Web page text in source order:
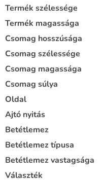
Termék szélessége
Termék magassága
Csomag hosszúsága
Csomag szélessége
Csomag magassága
Csomag súlya
Oldal
Ajtó nyitás
Betétlemez
Betétlemez típusa
Betétlemez vastagsága
Választék